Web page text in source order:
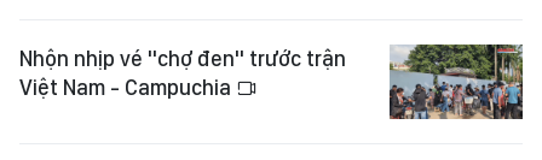
Nhộn nhịp vé "chợ đen" trước trận
Việt Nam - Campuchia